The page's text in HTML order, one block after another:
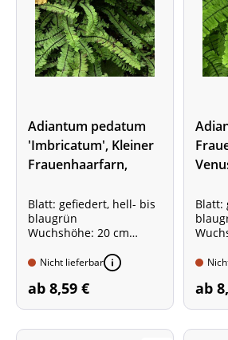
Adiantum pedatum
'Imbricatum', Kleiner
Frauenhaarfarn,
Pfauenradfarn
Blatt: gefiedert, hell- bis
blaugrün
Wuchshöhe: 20 cm
Nicht lieferbar
ab 8,59 €
Blatt:
ab